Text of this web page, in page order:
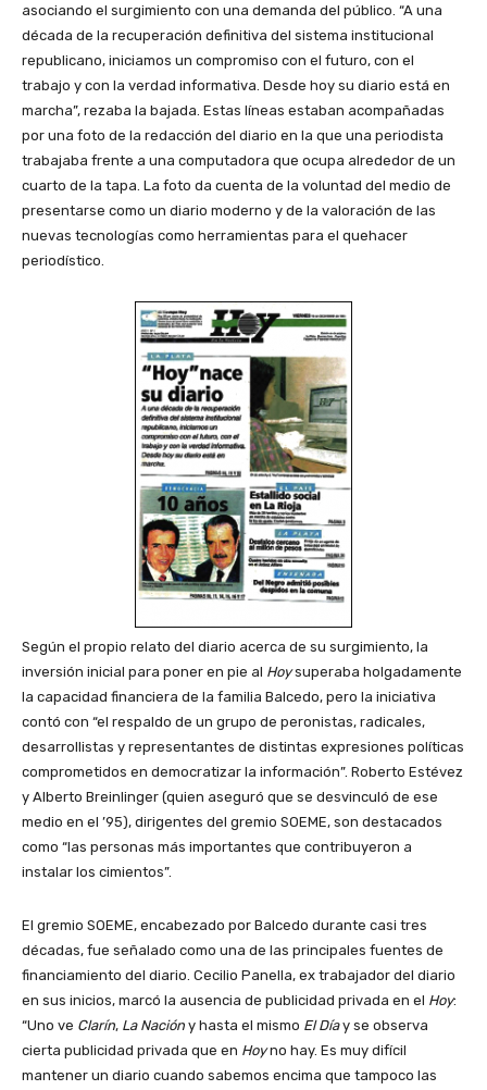
asociando el surgimiento con una demanda del público. “A una
década de la recuperación definitiva del sistema institucional
republicano, iniciamos un compromiso con el futuro, con el
trabajo y con la verdad informativa. Desde hoy su diario está en
marcha”, rezaba la bajada. Estas líneas estaban acompañadas
por una foto de la redacción del diario en la que una periodista
trabajaba frente a una computadora que ocupa alrededor de un
cuarto de la tapa. La foto da cuenta de la voluntad del medio de
presentarse como un diario moderno y de la valoración de las
nuevas tecnologías como herramientas para el quehacer
periodístico.
Según el propio relato del diario acerca de su surgimiento, la
inversión inicial para poner en pie al Hoysuperaba holgadamente
la capacidad financiera de la familia Balcedo, pero la iniciativa
contó con “el respaldo de un grupo de peronistas, radicales,
desarrollistas y representantes de distintas expresiones políticas
comprometidos en democratizar la información”. Roberto Estévez
y Alberto Breinlinger (quien aseguró que se desvinculó de ese
medio en el ’95), dirigentes del gremio SOEME, son destacados
como “las personas más importantes que contribuyeron a
instalar los cimientos”.
El gremio SOEME, encabezado por Balcedo durante casi tres
décadas, fue señalado como una de las principales fuentes de
financiamiento del diario. Cecilio Panella, ex trabajador del diario
en sus inicios, marcó la ausencia de publicidad privada en el Hoy:
“Uno ve Clarín, La Nación y hasta el mismo El Díay se observa
cierta publicidad privada que en Hoyno hay. Es muy difícil
mantener un diario cuando sabemos encima que tampoco las